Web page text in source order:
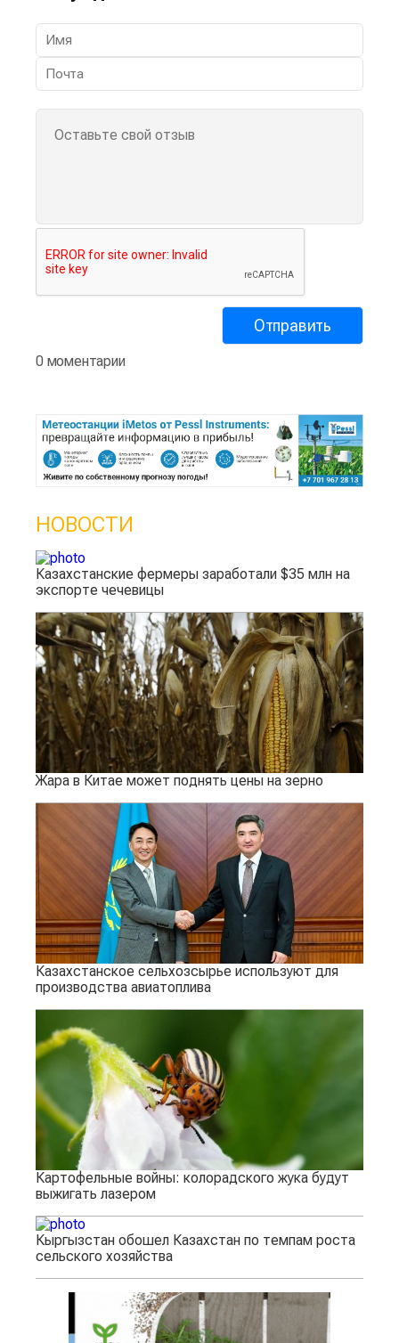
0 моментарии
НОВОСТИ
Казахстанские фермеры заработали $35 млн на
экспорте чечевицы
Жара в Китае может поднять цены на зерно
Казахстанское сельхозсырье используют для
производства авиатоплива
Картофельные войны: колорадского жука будут
выжигать лазером
Кыргызстан обошел Казахстан по темпам роста
сельского хозяйства